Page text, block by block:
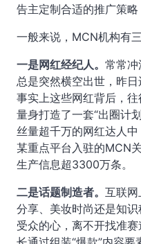
告主定制合适的推广策略
一般来说，MCN机构有三
一是网红经纪人。 常常
总是突然横空出世，昨日
事实上这些网红背后，
量身打造了一套“出圈计
丝量超千万的网红达人
某重点平台入驻的MCN
生产信息超3300万条。
二是话题制造者。 互联网
分享、美妆时尚还是知
受众的心，离不开找准